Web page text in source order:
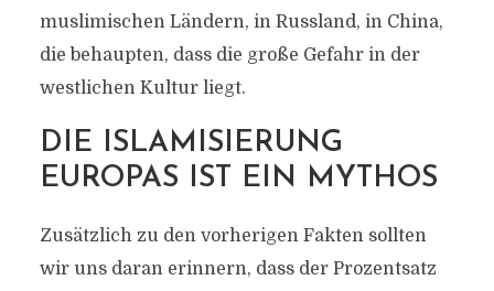
muslimischen Ländern, in Russland, in China,
die behaupten, dass die große Gefahr in der
westlichen Kultur liegt.
DIE ISLAMISIERUNG
EUROPAS IST EIN MYTHOS
Zusätzlich zu den vorherigen Fakten sollten
wir uns daran erinnern, dass der Prozentsatz